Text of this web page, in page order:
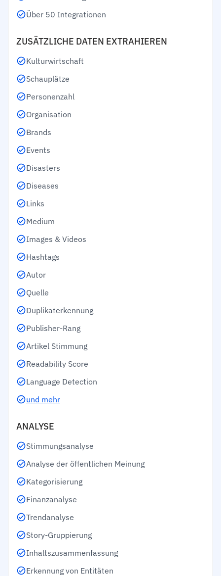
Über 50 Integrationen
ZUSÄTZLICHE DATEN EXTRAHIEREN
Kulturwirtschaft
Schauplätze
Personenzahl
Organisation
Brands
Events
Disasters
Diseases
Links
Medium
Images & Videos
Hashtags
Autor
Quelle
Duplikaterkennung
Publisher-Rang
Artikel Stimmung
Readability Score
Language Detection
und mehr
ANALYSE
Stimmungsanalyse
Analyse der öffentlichen Meinung
Kategorisierung
Finanzanalyse
Trendanalyse
Story-Gruppierung
Inhaltszusammenfassung
Erkennung von Entitäten